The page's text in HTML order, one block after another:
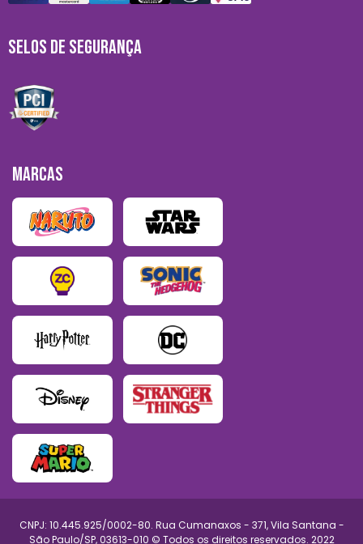
SELOS DE SEGURANÇA
MARCAS
CNPJ: 10.445.925/0002-80. Rua Cumanaxos - 371, Vila Santana -
São Paulo/SP, 03613-010 © Todos os direitos reservados. 2022